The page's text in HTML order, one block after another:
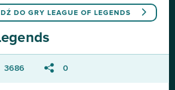
DO GRY LEAGUE OF LEGENDS
3686 0